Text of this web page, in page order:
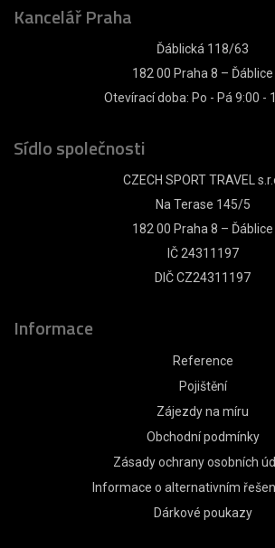
Kancelář Praha
Ďáblická 118/63
182 00 Praha 8 – Ďáblice
Otevírací doba: Po - Pá 9:00 -
Sídlo společnosti
CZECH SPORT TRAVEL
Na Terase 145/5
182 00 Praha 8 – Ďáblice
IČ 24311197
DIČ CZ24311197
Informace
Reference
Pojištění
Zájezdy na míru
Obchodní podmínky
Zásady ochrany osobních
Informace o alternativním
Dárkové poukazy